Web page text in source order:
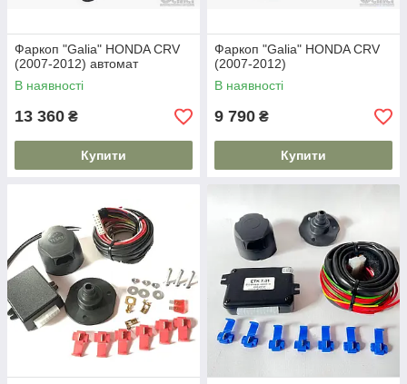
Фаркоп "Galia" HONDA CRV
(2007-2012) автомат
В наявності
13 360 ₴
Купити
Фаркоп "Galia" HONDA CRV
(2007-2012)
В наявності
9 790 ₴
Купити